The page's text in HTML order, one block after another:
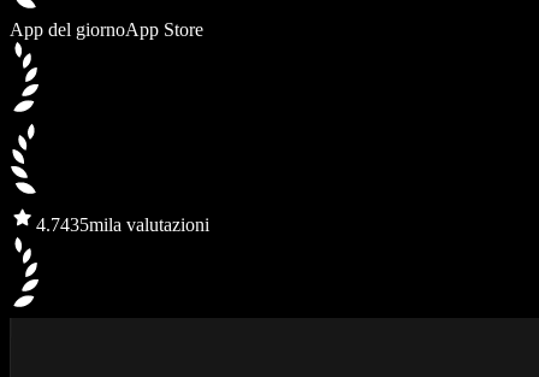
App del giornoApp Store
4.7435mila valutazioni